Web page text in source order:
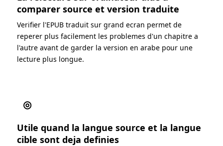
comparer source et version traduite
Verifier l'EPUB traduit sur grand ecran permet de
reperer plus facilement les problemes d'un chapitre a
l'autre avant de garder la version en arabe pour une
lecture plus longue.
◎
Utile quand la langue source et la langue
cible sont deja definies